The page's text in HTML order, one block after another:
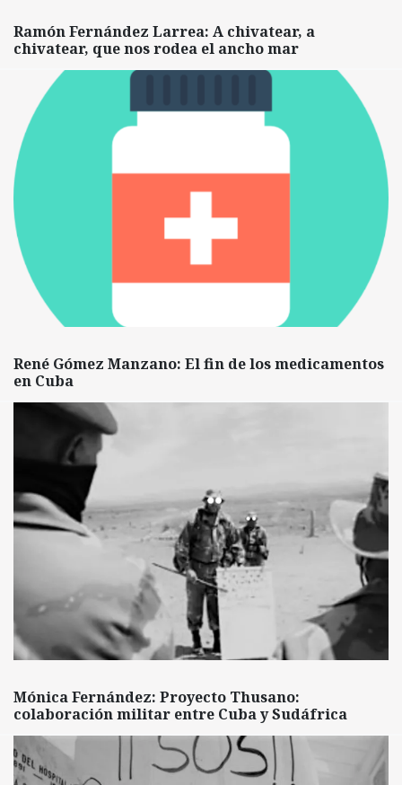
Ramón Fernández Larrea: A chivatear, a
chivatear, que nos rodea el ancho mar
René Gómez Manzano: El fin de los medicamentos
en Cuba
Mónica Fernández: Proyecto Thusano:
colaboración militar entre Cuba y Sudáfrica